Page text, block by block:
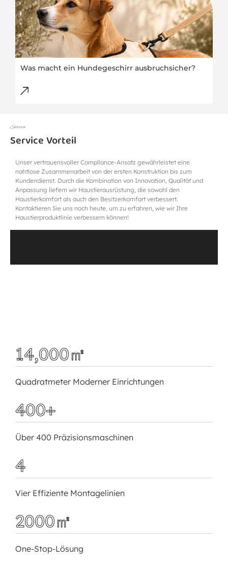
Was macht ein Hundegeschirr ausbruchsicher?
Service
Service Vorteil
Unser vertrauensvoller Compliance-Ansatz gewährleistet eine
nahtlose Zusammenarbeit von der ersten Konstruktion bis zum
Kundendienst. Durch die Kombination von Innovation, Qualität und
Anpassung liefern wir Haustierausrüstung, die sowohl den
Haustierkomfort als auch den Besitzerkomfort verbessert.
Kontaktieren Sie uns noch heute, um zu erfahren, wie wir Ihre
Haustierproduktlinie verbessern können!
14,000㎡
Quadratmeter Moderner Einrichtungen
400+
Über 400 Präzisionsmaschinen
4
Vier Effiziente Montagelinien
2000㎡
One-Stop-Lösung